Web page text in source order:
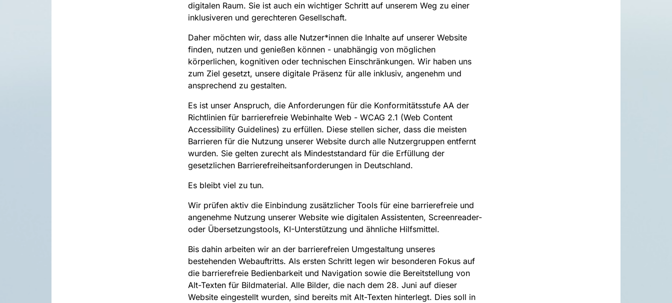
digitalen Raum. Sie ist auch ein wichtiger Schritt auf unserem Weg zu einer
inklusiveren und gerechteren Gesellschaft.
Daher möchten wir, dass alle Nutzer*innen die Inhalte auf unserer Website
finden, nutzen und genießen können - unabhängig von möglichen
körperlichen, kognitiven oder technischen Einschränkungen. Wir haben uns
zum Ziel gesetzt, unsere digitale Präsenz für alle inklusiv, angenehm und
ansprechend zu gestalten.
Es ist unser Anspruch, die Anforderungen für die Konformitätsstufe AA der
Richtlinien für barrierefreie Webinhalte Web - WCAG 2.1 (Web Content
Accessibility Guidelines) zu erfüllen. Diese stellen sicher, dass die meisten
Barrieren für die Nutzung unserer Website durch alle Nutzergruppen entfernt
wurden. Sie gelten zurecht als Mindeststandard für die Erfüllung der
gesetzlichen Barrierefreiheitsanforderungen in Deutschland.
Es bleibt viel zu tun.
Wir prüfen aktiv die Einbindung zusätzlicher Tools für eine barrierefreie und
angenehme Nutzung unserer Website wie digitalen Assistenten, Screenreader-
oder Übersetzungstools, KI-Unterstützung und ähnliche Hilfsmittel.
Bis dahin arbeiten wir an der barrierefreien Umgestaltung unseres
bestehenden Webauftritts. Als ersten Schritt legen wir besonderen Fokus auf
die barrierefreie Bedienbarkeit und Navigation sowie die Bereitstellung von
Alt-Texten für Bildmaterial. Alle Bilder, die nach dem 28. Juni auf dieser
Website eingestellt wurden, sind bereits mit Alt-Texten hinterlegt. Dies soll in